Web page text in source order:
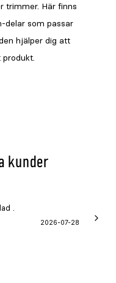
kunder
.
2026-07-28